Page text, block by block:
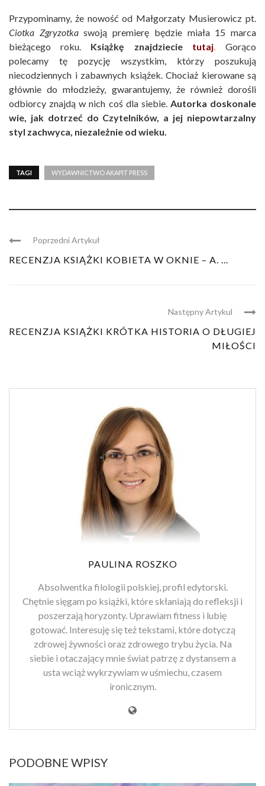
Przypominamy, że nowość od Małgorzaty Musierowicz pt.
Ciotka Zgryzotkaswoją premierę będzie miała 15 marca
bieżącego roku. Książkę znajdziecie tutaj.
Gorąco
polecamy tę pozycję wszystkim, którzy poszukują
niecodziennych i zabawnych książek. Chociaż kierowane są
głównie do młodzieży, gwarantujemy, że również dorośli
odbiorcy znajdą w nich coś dla siebie. Autorka doskonale
wie, jak dotrzeć do Czytelników, a jej niepowtarzalny
styl zachwyca, niezależnie od wieku.
TAGI WYDAWNICTWO AKAPIT PRESS
Poprzedni Artykuł
RECENZJA KSIĄŻKI KOBIETA W OKNIE – A. ...
Następny Artykul
RECENZJA KSIĄŻKI KRÓTKA HISTORIA O DŁUGIEJ
MIŁOŚCI
PAULINA ROSZKO
Absolwentka filologii polskiej, profil edytorski.
Chętnie sięgam po książki, które skłaniają do refleksji i
poszerzają horyzonty. Uprawiam fitness i lubię
gotować. Interesuję się też tekstami, które dotyczą
zdrowej żywności oraz zdrowego trybu życia. Na
siebie i otaczający mnie świat patrzę z dystansem a
usta wciąż wykrzywiam w uśmiechu, czasem
ironicznym.
PODOBNE WPISY